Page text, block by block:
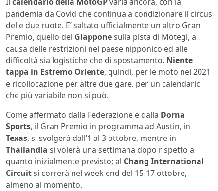
pandemia da Covid che continua a condizionare il circus
delle due ruote. E’ saltato ufficialmente un altro Gran
Premio, quello del Giapponesulla pista di Motegi, a
causa delle restrizioni nel paese nipponico ed alle
difficoltà sia logistiche che di spostamento. Niente
tappa in Estremo Oriente, quindi, per le moto nel 2021
e ricollocazione per altre due gare, per un calendario
che più variabile non si può.
Come affermato dalla Federazione e dalla Dorna
Sports, il Gran Premio in programma ad Austin, in
Texas, si svolgerà dall’1 al 3 ottobre, mentre in
Thailandia si volerà una settimana dopo rispetto a
quanto inizialmente previsto; al Chang International
Circuitsi correrà nel week end del 15-17 ottobre,
almeno al momento.